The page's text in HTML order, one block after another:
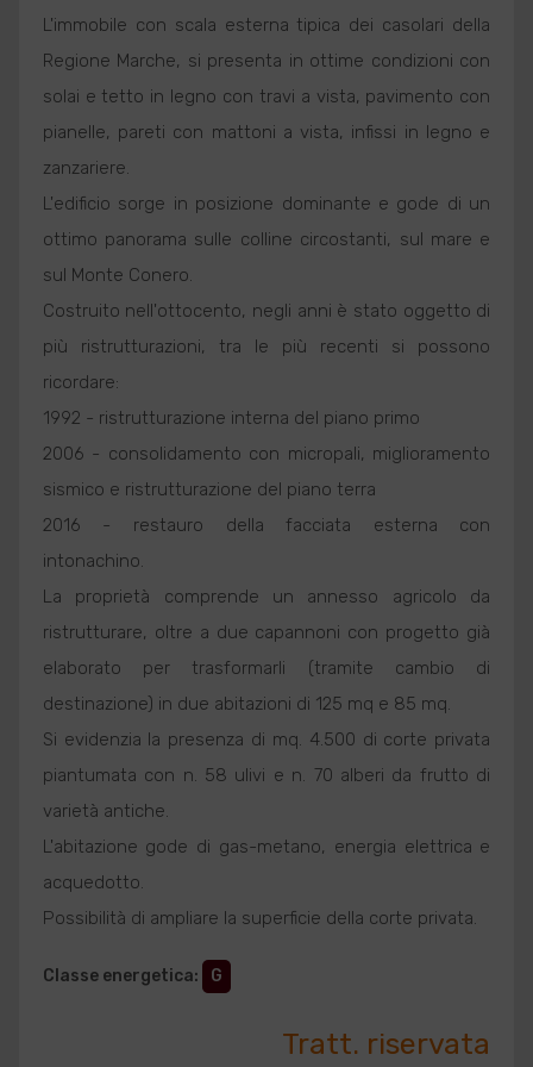
L'immobile con scala esterna tipica dei casolari della
Regione Marche, si presenta in ottime condizioni con
solai e tetto in legno con travi a vista, pavimento con
pianelle, pareti con mattoni a vista, infissi in legno e
zanzariere.
L'edificio sorge in posizione dominante e gode di un
ottimo panorama sulle colline circostanti, sul mare e
sul Monte Conero.
Costruito nell'ottocento, negli anni è stato oggetto di
più ristrutturazioni, tra le più recenti si possono
ricordare:
1992 - ristrutturazione interna del piano primo
2006 - consolidamento con micropali, miglioramento
sismico e ristrutturazione del piano terra
2016 - restauro della facciata esterna con
intonachino.
La proprietà comprende un annesso agricolo da
ristrutturare, oltre a due capannoni con progetto già
elaborato per trasformarli (tramite cambio di
destinazione) in due abitazioni di 125 mq e 85 mq.
Si evidenzia la presenza di mq. 4.500 di corte privata
piantumata con n. 58 ulivi e n. 70 alberi da frutto di
varietà antiche.
L'abitazione gode di gas-metano, energia elettrica e
acquedotto.
Possibilità di ampliare la superficie della corte privata.
Classe energetica: G
Tratt. riservata